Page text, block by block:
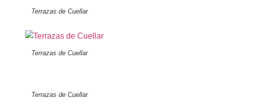
Terrazas de Cuellar
Terrazas de Cuellar
Terrazas de Cuellar